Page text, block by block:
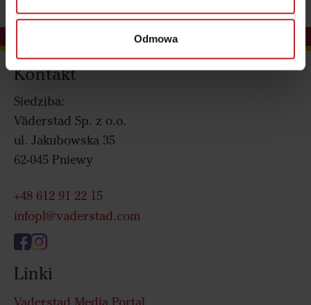
Odmowa
Kontakt
Siedziba:
Väderstad Sp. z o.o.
ul. Jakubowska 35
62-045 Pniewy
+48 612 91 22 15
infopl@vaderstad.com
Linki